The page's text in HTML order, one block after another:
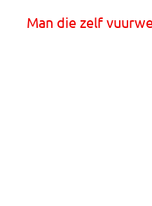
Man die zelf